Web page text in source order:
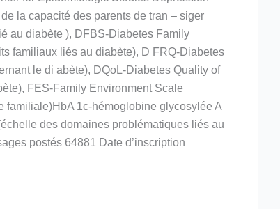
la capacité des parents de tran – siger
au diabète ), DFBS-Diabetes Family
familiaux liés au diabète), D FRQ-Diabetes
le di abète), DQoL-Diabetes Quality of
FES-Family Environment Scale
familiale)HbA 1c-hémoglobine glycosylée A
des domaines problématiques liés au
postés 64881 Date d’inscription